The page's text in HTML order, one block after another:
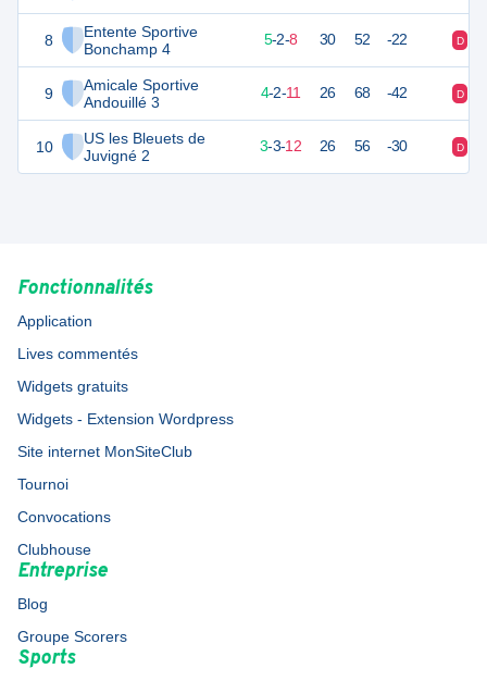
8
Entente Sportive
Bonchamp 4
9
Amicale Sportive
Andouillé 3
10
US les Bleuets de
Juvigné 2
14 5-2-8 30 52 -22 D
12 4-2-11 26 68 -42 D
10 3-3-12 26 56 -30 D
Fonctionnalités
Application
Lives commentés
Widgets gratuits
Widgets - Extension Wordpress
Site internet MonSiteClub
Tournoi
Convocations
Clubhouse
Entreprise
Blog
Groupe Scorers
Sports